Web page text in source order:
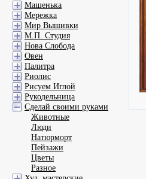
Машенька
Мережка
Мир Вышивки
М.П. Студия
Нова Слобода
Овен
Палитра
Риолис
Рисуем Иглой
Рукодельница
Сделай своими руками
Животные
Люди
Натюрморт
Пейзажи
Цветы
Разное